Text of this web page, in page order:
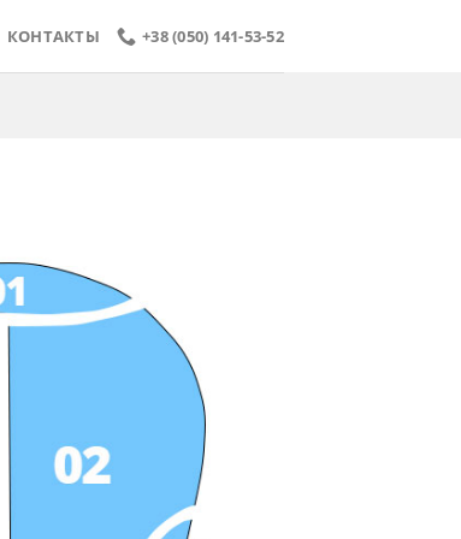
КОНТАКТЫ +38 (050) 141-53-52